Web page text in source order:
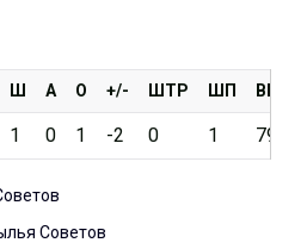
Ш А О +/- ШТР ШП ВБР
1 0 1 -2 0 1 79
2020/2021
Советов